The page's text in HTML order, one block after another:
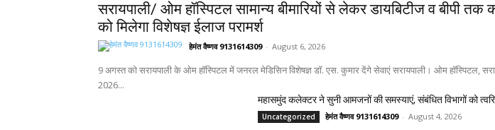
सरायपाली/ ओम हॉस्पिटल सामान्य बीमारियों से लेकर डायबिटीज व बीपी
को मिलेगा विशेषज्ञ ईलाज परामर्श
हेमंत वैष्णव 9131614309 - August 6, 2026
9 अगस्त को सरायपाली के ओम हॉस्पिटल में जनरल मेडिसिन विशेषज्ञ डॉ. एस. कुमार देंगे सेवाएं सरायपाली। ओम हॉस्पिटल,
2026...
महासमुंद कलेक्टर ने सुनी आमजनों की समस्याएं, संबंधित विभागों को
Uncategorized हेमंत वैष्णव 9131614309 - August 4, 2026